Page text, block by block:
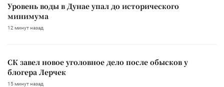
Уровень воды в Дунае упал до исторического
минимума
12 минут назад
СК завел новое уголовное дело после обысков у
блогера Лерчек
15 минут назад